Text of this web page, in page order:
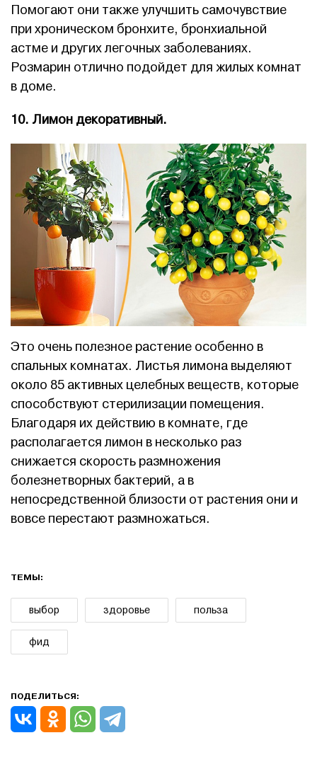
Помогают они также улучшить самочувствие
при хроническом бронхите, бронхиальной
астме и других легочных заболеваниях.
Розмарин отлично подойдет для жилых комнат
в доме.
10. Лимон декоративный.
Это очень полезное растение особенно в
спальных комнатах. Листья лимона выделяют
около 85 активных целебных веществ, которые
способствуют стерилизации помещения.
Благодаря их действию в комнате, где
располагается лимон в несколько раз
снижается скорость размножения
болезнетворных бактерий, а в
непосредственной близости от растения они и
вовсе перестают размножаться.
ТЕМЫ:
выбор здоровье польза
фид
ПОДЕЛИТЬСЯ: